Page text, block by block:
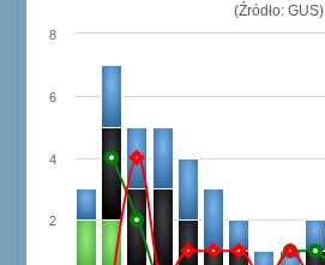
(Źródło: GUS)
2
4
6
8